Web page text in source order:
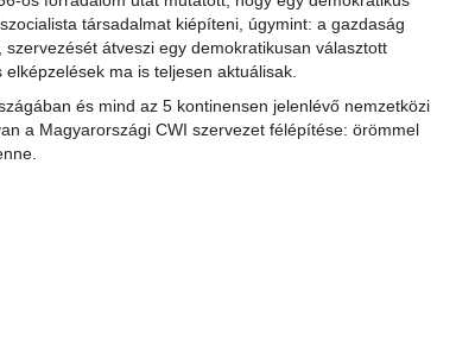
társadalmat kiépíteni, úgymint: a gazdaság
átveszi egy demokratikusan választott
ma is teljesen aktuálisak.
és mind az 5 kontinensen jelenlévő nemzetközi
a Magyarországi CWI szervezet félépítése: örömmel